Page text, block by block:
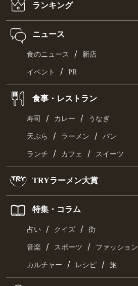
ランキング
ニュース
食のニュース / 新店
イベント / PR
食事・レストラン
寿司 / カレー / うなぎ
天ぷら / ラーメン / パン
ランチ / カフェ / スイーツ
TRYラーメン大賞
特集・コラム
占い / クイズ / 街
音楽 / スポーツ / ファッション
カルチャー / レシピ / 旅